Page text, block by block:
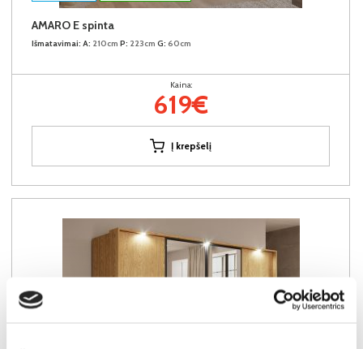
AMARO E spinta
Išmatavimai: A: 210cm P: 223cm G: 60cm
Kaina:
619€
Į krepšelį